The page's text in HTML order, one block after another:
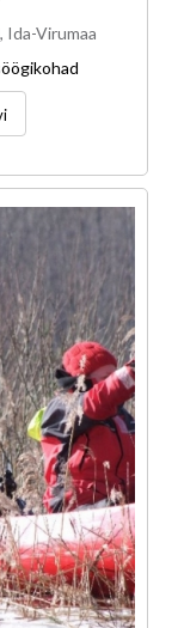
Ida-Virumaa